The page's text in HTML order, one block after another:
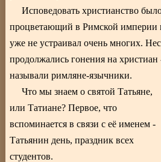
Исповедовать христианство
процветающий в Римской империи
уже не устраивал очень многих.
продолжались гонения на
называли римляне-язычники.
Что мы знаем о святой Татьяне,
или Татиане? Первое, что
вспоминается в связи с её именем -
Татьянин день, праздник всех
студентов.